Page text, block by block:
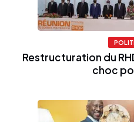
Restructuration du
choc